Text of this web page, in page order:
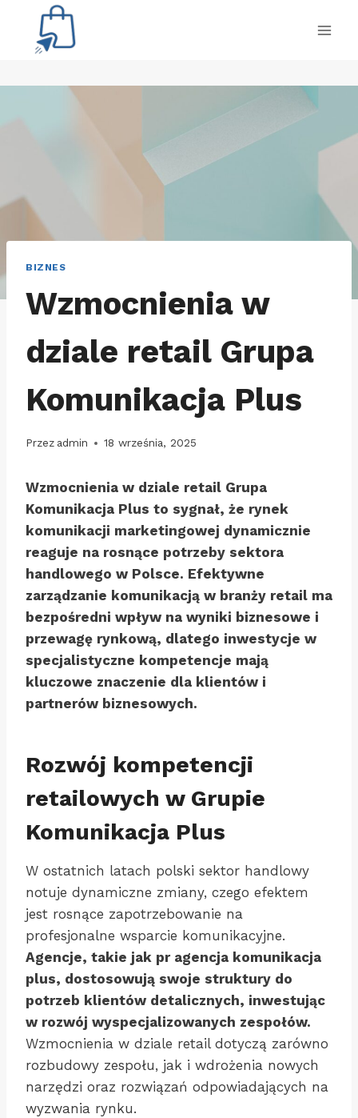
Przejdź
BIZNES
Wzmocnienia w
dziale retail Grupa
Komunikacja Plus
Przez admin 18 września, 2025
Wzmocnienia w dziale retail Grupa
Komunikacja Plus to sygnał, że rynek
komunikacji marketingowej dynamicznie
reaguje na rosnące potrzeby sektora
handlowego w Polsce. Efektywne
zarządzanie komunikacją w branży retail ma
bezpośredni wpływ na wyniki biznesowe i
przewagę rynkową, dlatego inwestycje w
specjalistyczne kompetencje mają
kluczowe znaczenie dla klientów i
partnerów biznesowych.
Rozwój kompetencji
retailowych w Grupie
Komunikacja Plus
W ostatnich latach polski sektor handlowy
notuje dynamiczne zmiany, czego efektem
jest rosnące zapotrzebowanie na
profesjonalne wsparcie komunikacyjne.
Agencje, takie jak pr agencja komunikacja
plus, dostosowują swoje struktury do
potrzeb klientów detalicznych, inwestując
w rozwój wyspecjalizowanych zespołów.
Wzmocnienia w dziale retail dotyczą zarówno
rozbudowy zespołu, jak i wdrożenia nowych
narzędzi oraz rozwiązań odpowiadających na
wyzwania rynku.